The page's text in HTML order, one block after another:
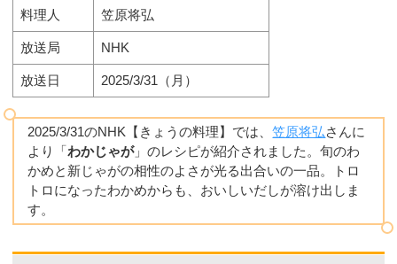
料理人 笠原将弘
放送局 NHK
放送日 2025/3/31（月）
2025/3/31のNHK【きょうの料理】では、笠原将弘さんに
より「わかじゃが」のレシピが紹介されました。旬のわ
かめと新じゃがの相性のよさが光る出合いの一品。トロ
トロになったわかめからも、おいしいだしが溶け出しま
す。